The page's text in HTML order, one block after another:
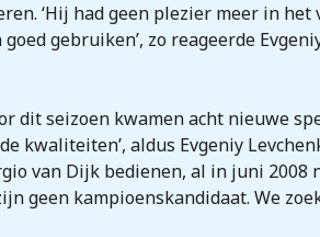
‘Hij had geen plezier meer in
gebruiken’, zo reageerde
dit seizoen kwamen acht nieuwe
kwaliteiten’, aldus Evgeniy
van Dijk bedienen, al in juni
geen kampioenskandidaat. We